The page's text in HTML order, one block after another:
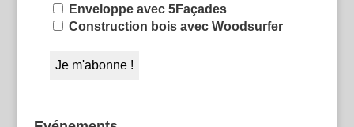
Enveloppe avec 5Façades
Construction bois avec Woodsurfer